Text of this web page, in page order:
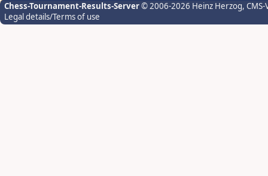
Chess-Tournament-Results-Server© 2006-2026 Heinz Herzog,
Legal details/Terms of use